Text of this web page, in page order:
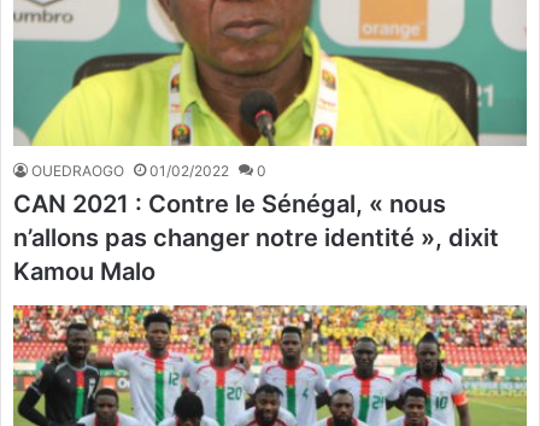
OUEDRAOGO 01/02/2022 0
CAN 2021 : Contre le Sénégal, « nous
n’allons pas changer notre identité », dixit
Kamou Malo